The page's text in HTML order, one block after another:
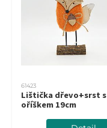
61423
Lištička dřevo+srst s
oříškem 19cm